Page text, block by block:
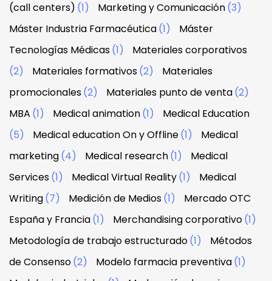
(call centers) (1) Marketing y Comunicación(3)
Máster Industria Farmacéutica(1)
Máster
Tecnologías Médicas(1)
Materiales corporativos
(2)
Materiales formativos(2)
Materiales
promocionales(2) Materiales punto de venta(2)
MBA (1) Medical animation(1)
Medical Education
(5)
Medical education On y Offline(1)
Medical
marketing(4) Medical research(1)
Medical
Services(1) Medical Virtual Reality(1)
Medical
Writing(7) Medición de Medios(1)
Mercado OTC
España y Francia(1) Merchandising corporativo(1)
Metodología de trabajo estructurado(1)
Métodos
de Consenso(2) Modelo farmacia preventiva(1)